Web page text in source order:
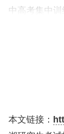
中高考集中
九中分
106余亩，
坛新星4人，
本文链接：